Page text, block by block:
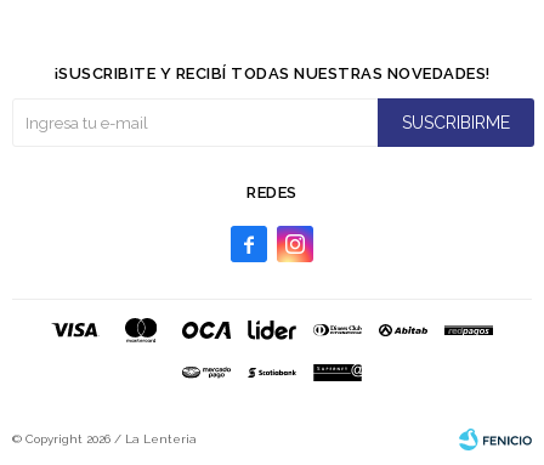
REDES
 
¡SUSCRIBITE Y RECIBÍ TODAS NUESTRAS NOVEDADES!
SUSCRIBIRME
© Copyright 2026 / La Lenteria